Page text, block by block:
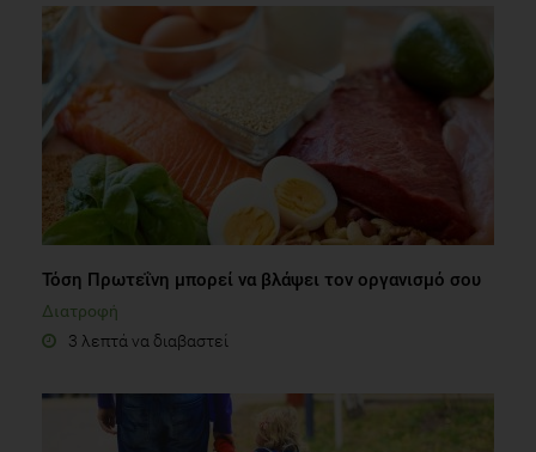
Τόση Πρωτεΐνη μπορεί να βλάψει τον οργανισμό σου
Διατροφή
3 λεπτά να διαβαστεί